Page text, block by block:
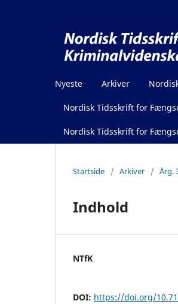
Nyeste Arkiver
Nordisk Tidsskrift for
Nordisk Tidsskrift for
Startside / Arkiver / Årg.
Indhold
NTfK
DOI: https://doi.org/